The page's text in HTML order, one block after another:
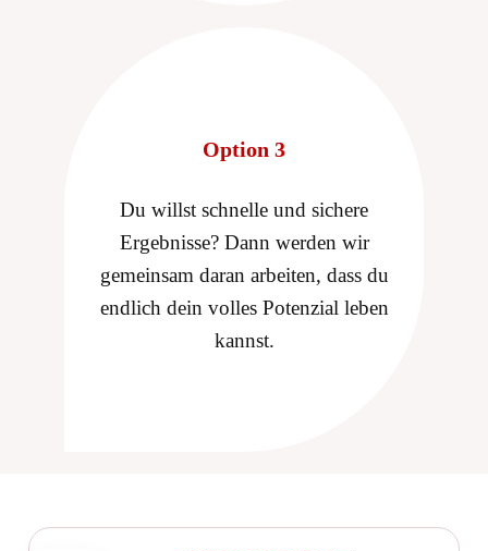
Option 3
Du willst schnelle und sichere
Ergebnisse? Dann werden wir
gemeinsam daran arbeiten, dass du
endlich dein volles Potenzial leben
kannst.